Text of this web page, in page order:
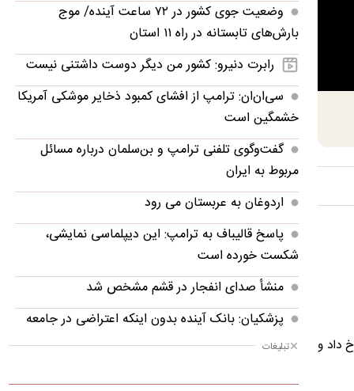
چیدمان زیبای قمرها، حلقه‌ها و سایه‌ها باشید. یکی از این مناظر چشمگیر در سال ۲۰۰۵ رخ داد و
وضعیت جوی کشور در ۷۲ ساعت آینده/ موج
بارش‌های تابستانه در راه ۱۱ استان
رابرت دنیرو: کشور من دیگر دوست داشتنی نیست
سی‌ان‌ان: ترامپ از افشای کمبود ذخایر موشکی آمریکا
خشمگین است
گفت‌وگوی تلفنی ترامپ و بن‌سلمان درباره مسائل
مربوط به ایران
اردوغان به عربستان می رود
پاسخ قالیباف به ترامپ: این دیپلماسی نمایشی،
شکست خورده است
منشأ صدای انفجار در قشم مشخص شد
پزشکیان: بانک آینده بدون اینکه اعتراضی در جامعه
شکل بگیرد، بسته شد
تبلیغات